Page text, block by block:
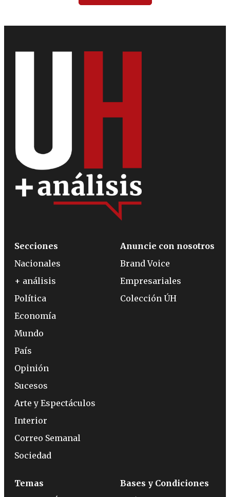
Secciones
Nacionales
+ análisis
Política
Economía
Mundo
País
Opinión
Sucesos
Arte y Espectáculos
Interior
Correo Semanal
Sociedad
Anuncie con nosotros
Brand Voice
Empresariales
Colección ÚH
Temas
Bases y Condiciones